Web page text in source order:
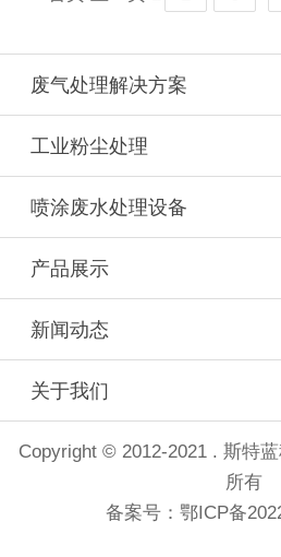
废气处理解决方案
工业粉尘处理
喷涂废水处理设备
产品展示
新闻动态
关于我们
Copyright © 2012-2021 . 斯特
所有
备案号： 鄂ICP备